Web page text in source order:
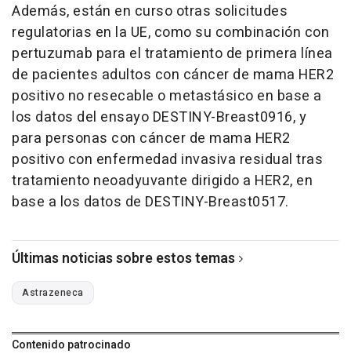
Además, están en curso otras solicitudes
regulatorias en la UE, como su combinación con
pertuzumab para el tratamiento de primera línea
de pacientes adultos con cáncer de mama HER2
positivo no resecable o metastásico en base a
los datos del ensayo DESTINY-Breast0916, y
para personas con cáncer de mama HER2
positivo con enfermedad invasiva residual tras
tratamiento neoadyuvante dirigido a HER2, en
base a los datos de DESTINY-Breast0517.
Últimas noticias sobre estos temas
Astrazeneca
Contenido patrocinado